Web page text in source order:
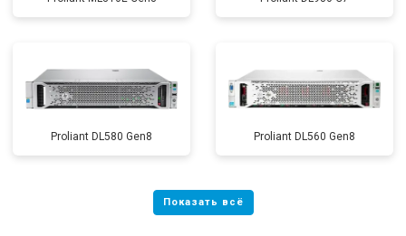
Proliant DL580 Gen8 Proliant DL560 Gen8